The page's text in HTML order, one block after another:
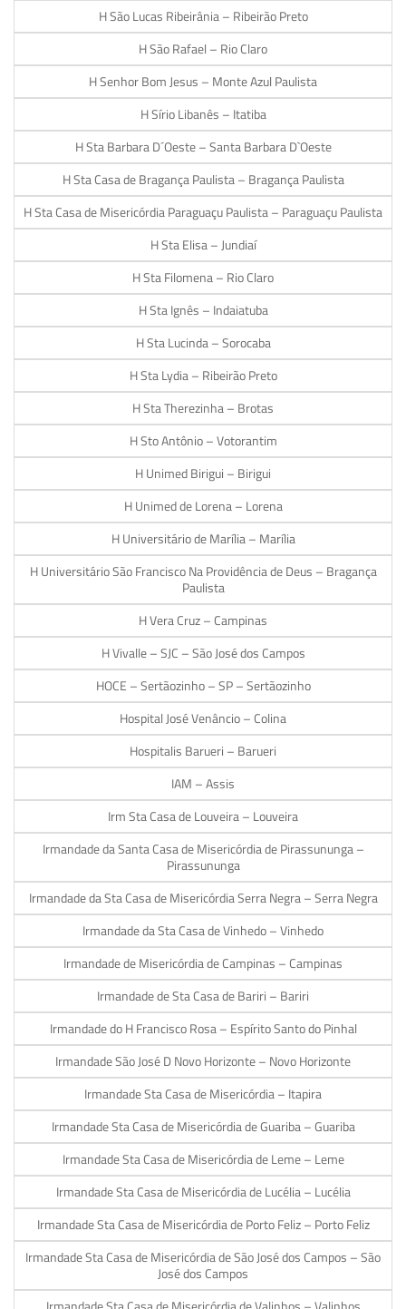
H São Lucas Ribeirânia – Ribeirão Preto
H São Rafael – Rio Claro
H Senhor Bom Jesus – Monte Azul Paulista
H Sírio Libanês – Itatiba
H Sta Barbara D´Oeste – Santa Barbara D`Oeste
H Sta Casa de Bragança Paulista – Bragança Paulista
H Sta Casa de Misericórdia Paraguaçu Paulista – Paraguaçu Paulista
H Sta Elisa – Jundiaí
H Sta Filomena – Rio Claro
H Sta Ignês – Indaiatuba
H Sta Lucinda – Sorocaba
H Sta Lydia – Ribeirão Preto
H Sta Therezinha – Brotas
H Sto Antônio – Votorantim
H Unimed Birigui – Birigui
H Unimed de Lorena – Lorena
H Universitário de Marília – Marília
H Universitário São Francisco Na Providência de Deus – Bragança
Paulista
H Vera Cruz – Campinas
H Vivalle – SJC – São José dos Campos
HOCE – Sertãozinho – SP – Sertãozinho
Hospital José Venâncio – Colina
Hospitalis Barueri – Barueri
IAM – Assis
Irm Sta Casa de Louveira – Louveira
Irmandade da Santa Casa de Misericórdia de Pirassununga –
Pirassununga
Irmandade da Sta Casa de Misericórdia Serra Negra – Serra Negra
Irmandade da Sta Casa de Vinhedo – Vinhedo
Irmandade de Misericórdia de Campinas – Campinas
Irmandade de Sta Casa de Bariri – Bariri
Irmandade do H Francisco Rosa – Espírito Santo do Pinhal
Irmandade São José D Novo Horizonte – Novo Horizonte
Irmandade Sta Casa de Misericórdia – Itapira
Irmandade Sta Casa de Misericórdia de Guariba – Guariba
Irmandade Sta Casa de Misericórdia de Leme – Leme
Irmandade Sta Casa de Misericórdia de Lucélia – Lucélia
Irmandade Sta Casa de Misericórdia de Porto Feliz – Porto Feliz
Irmandade Sta Casa de Misericórdia de São José dos Campos – São
José dos Campos